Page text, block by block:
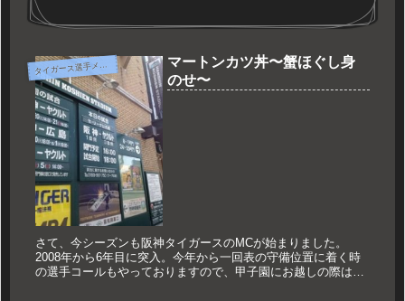
タ
イガース選手メニュー
マートンカツ丼〜蟹ほぐし身
のせ〜
さて、今シーズンも阪神タイガースのMCが始まりました。
2008年から6年目に突入。今年から一回表の守備位置に着く時
の選手コールもやっておりますので、甲子園にお越しの際はよ